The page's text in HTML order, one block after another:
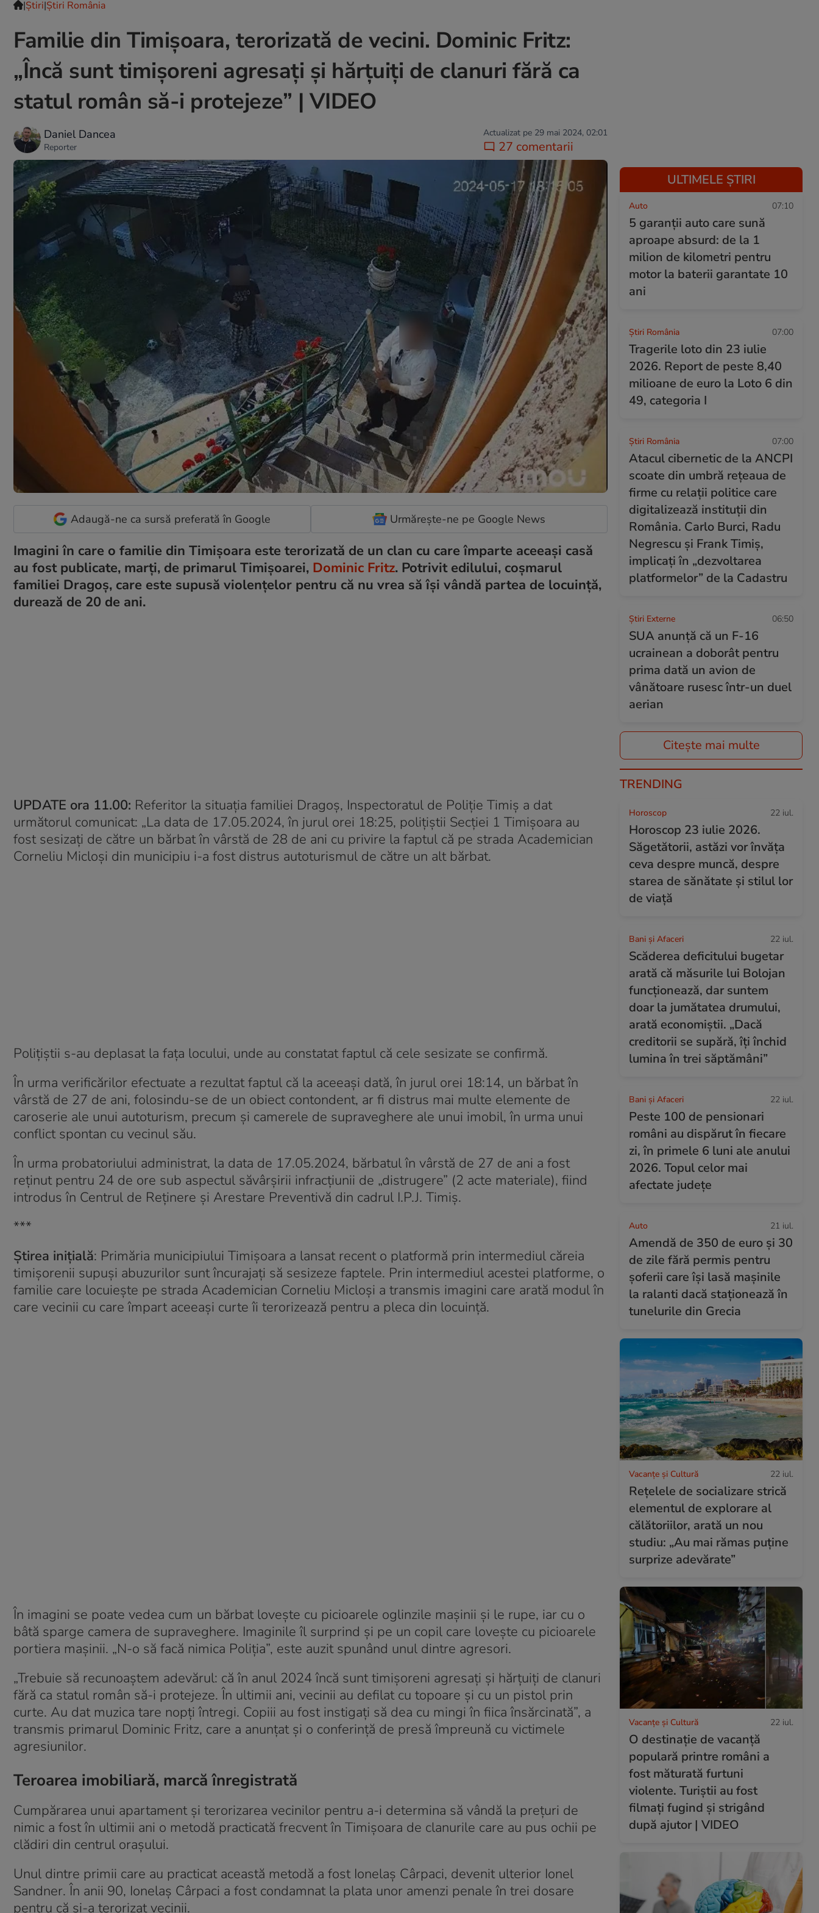
|Ştiri|Știri România
Familie din Timișoara, terorizată de vecini. Dominic Fritz:
„Încă sunt timișoreni agresați și hărțuiți de clanuri fără ca
statul român să-i protejeze” | VIDEO
Daniel Dancea
Reporter
Actualizat pe 29 mai 2024, 02:01
27 comentarii
Adaugă-ne ca sursă preferată în Google Urmărește-ne pe Google News
Imagini în care o familie din Timișoara este terorizată de un clan cu care împarte aceeași casă
au fost publicate, marți, de primarul Timișoarei, Dominic Fritz. Potrivit edilului, coșmarul
familiei Dragoș, care este supusă violențelor pentru că nu vrea să își vândă partea de locuință,
durează de 20 de ani.
UPDATE ora 11.00: Referitor la situația familiei Dragoș, Inspectoratul de Poliție Timiș a dat
următorul comunicat: „La data de 17.05.2024, în jurul orei 18:25, polițiștii Secției 1 Timișoara au
fost sesizați de către un bărbat în vârstă de 28 de ani cu privire la faptul că pe strada Academician
Corneliu Micloși din municipiu i-a fost distrus autoturismul de către un alt bărbat.
Polițiștii s-au deplasat la fața locului, unde au constatat faptul că cele sesizate se confirmă.
În urma verificărilor efectuate a rezultat faptul că la aceeași dată, în jurul orei 18:14, un bărbat în
vârstă de 27 de ani, folosindu-se de un obiect contondent, ar fi distrus mai multe elemente de
caroserie ale unui autoturism, precum și camerele de supraveghere ale unui imobil, în urma unui
conflict spontan cu vecinul său.
În urma probatoriului administrat, la data de 17.05.2024, bărbatul în vârstă de 27 de ani a fost
reținut pentru 24 de ore sub aspectul săvârșirii infracțiunii de „distrugere” (2 acte materiale), fiind
introdus în Centrul de Reținere și Arestare Preventivă din cadrul I.P.J. Timiș.
***
Știrea inițială: Primăria municipiului Timișoara a lansat recent o platformă prin intermediul căreia
timișorenii supuși abuzurilor sunt încurajați să sesizeze faptele. Prin intermediul acestei platforme, o
familie care locuiește pe strada Academician Corneliu Micloși a transmis imagini care arată modul în
care vecinii cu care împart aceeași curte îi terorizează pentru a pleca din locuință.
În imagini se poate vedea cum un bărbat lovește cu picioarele oglinzile mașinii și le rupe, iar cu o
bâtă sparge camera de supraveghere. Imaginile îl surprind și pe un copil care lovește cu picioarele
portiera mașinii. „N-o să facă nimica Poliția”, este auzit spunând unul dintre agresori.
„Trebuie să recunoaștem adevărul: că în anul 2024 încă sunt timișoreni agresați și hărțuiți de clanuri
fără ca statul român să-i protejeze. În ultimii ani, vecinii au defilat cu topoare și cu un pistol prin
curte. Au dat muzica tare nopți întregi. Copiii au fost instigați să dea cu mingi în fiica însărcinată”, a
transmis primarul Dominic Fritz, care a anunțat și o conferință de presă împreună cu victimele
agresiunilor.
Teroarea imobiliară, marcă înregistrată
Cumpărarea unui apartament și terorizarea vecinilor pentru a-i determina să vândă la prețuri de
nimic a fost în ultimii ani o metodă practicată frecvent în Timișoara de clanurile care au pus ochii pe
clădiri din centrul orașului.
Unul dintre primii care au practicat această metodă a fost Ionelaș Cârpaci, devenit ulterior Ionel
Sandner. În anii 90, Ionelaș Cârpaci a fost condamnat la plata unor amenzi penale în trei dosare
pentru că şi-a terorizat vecinii.
ULTIMELE ȘTIRI
Auto 07:10
5 garanții auto care sună
aproape absurd: de la 1
milion de kilometri pentru
motor la baterii garantate 10
ani
Știri România 07:00
Tragerile loto din 23 iulie
2026. Report de peste 8,40
milioane de euro la Loto 6 din
49, categoria I
Știri România 07:00
Atacul cibernetic de la ANCPI
scoate din umbră rețeaua de
firme cu relații politice care
digitalizează instituții din
România. Carlo Burci, Radu
Negrescu și Frank Timiș,
implicați în „dezvoltarea
platformelor” de la Cadastru
Știri Externe 06:50
SUA anunță că un F-16
ucrainean a doborât pentru
prima dată un avion de
vânătoare rusesc într-un duel
aerian
Citește mai multe
TRENDING
Horoscop 22 iul.
Horoscop 23 iulie 2026.
Săgetătorii, astăzi vor învăța
ceva despre muncă, despre
starea de sănătate și stilul lor
de viață
Bani și Afaceri 22 iul.
Scăderea deficitului bugetar
arată că măsurile lui Bolojan
funcționează, dar suntem
doar la jumătatea drumului,
arată economiștii. „Dacă
creditorii se supără, îți închid
lumina în trei săptămâni”
Bani și Afaceri 22 iul.
Peste 100 de pensionari
români au dispărut în fiecare
zi, în primele 6 luni ale anului
2026. Topul celor mai
afectate județe
Auto 21 iul.
Amendă de 350 de euro și 30
de zile fără permis pentru
șoferii care își lasă mașinile
la ralanti dacă staționează în
tunelurile din Grecia
Vacanțe și Cultură 22 iul.
Rețelele de socializare strică
elementul de explorare al
călătoriilor, arată un nou
studiu: „Au mai rămas puține
surprize adevărate”
Vacanțe și Cultură 22 iul.
O destinație de vacanță
populară printre români a
fost măturată furtuni
violente. Turiștii au fost
filmați fugind și strigând
după ajutor | VIDEO